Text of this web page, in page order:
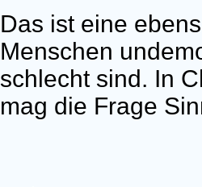
Das ist eine
Menschen
schlecht sind. In
mag die Frage